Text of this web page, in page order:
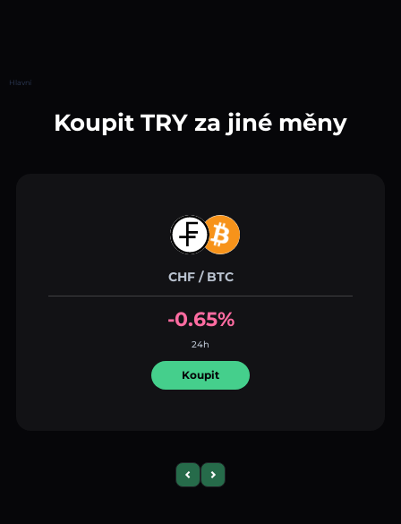
Hlavní
Koupit TRY za jiné měny
CHF / BTC
-0.65%
24h
Koupit
Previous slide
Next slide